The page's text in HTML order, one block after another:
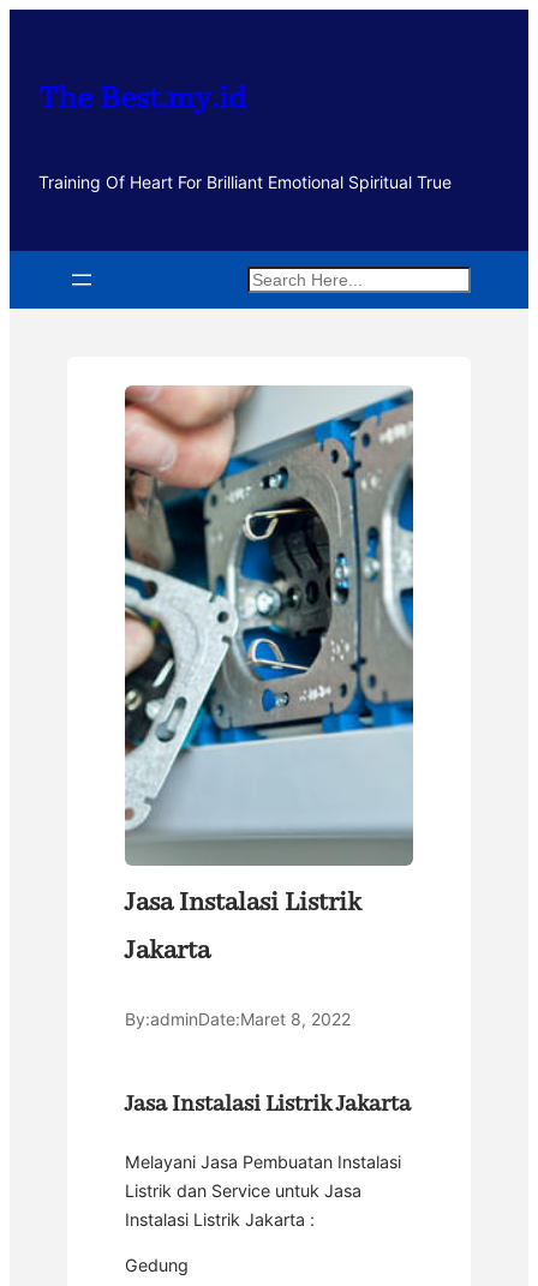
kontenThe Best.my.id
Training Of Heart For Brilliant Emotional Spiritual True
Search
Jasa Instalasi Listrik
Jakarta
By:adminDate:Maret 8, 2022
Jasa Instalasi Listrik Jakarta
Melayani Jasa Pembuatan Instalasi
Listrik dan Service untuk Jasa
Instalasi Listrik Jakarta :
Gedung